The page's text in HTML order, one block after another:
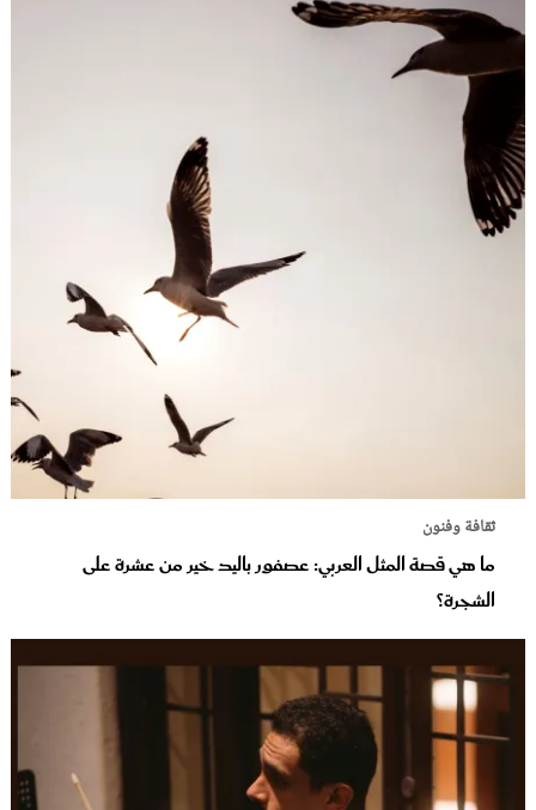
ثقافة وفنون
ما هي قصة المثل العربي: عصفور باليد خير من عشرة على
الشجرة؟